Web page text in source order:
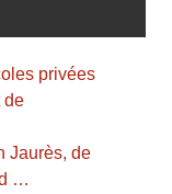
privées
de
Jaurès, de
…